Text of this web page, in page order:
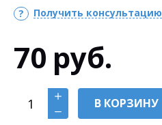
Получить консультацию
70 руб.
В КОРЗИНУ